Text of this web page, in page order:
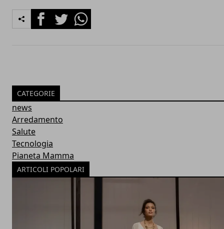
FacebookTwitterWhatsapp
CATEGORIE
news
Arredamento
Salute
Tecnologia
Pianeta Mamma
ARTICOLI POPOLARI